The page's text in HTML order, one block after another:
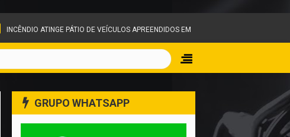
DE VEÍCULOS APREENDIDOS EM IGARAPÉ E MOBILIZA EQUIPES DO CORPO DE
GRUPO WHATSAPP